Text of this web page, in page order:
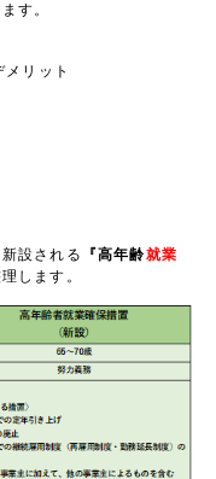
す。
リット
設される 『高年齢就業
します。